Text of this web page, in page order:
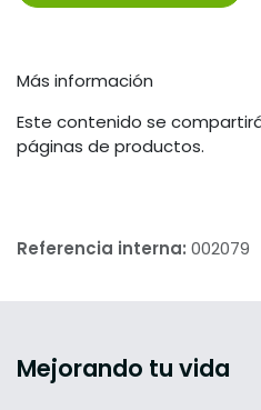
Más información
Este contenido se
páginas de productos.
Referencia interna: 002079
Mejorando tu vida